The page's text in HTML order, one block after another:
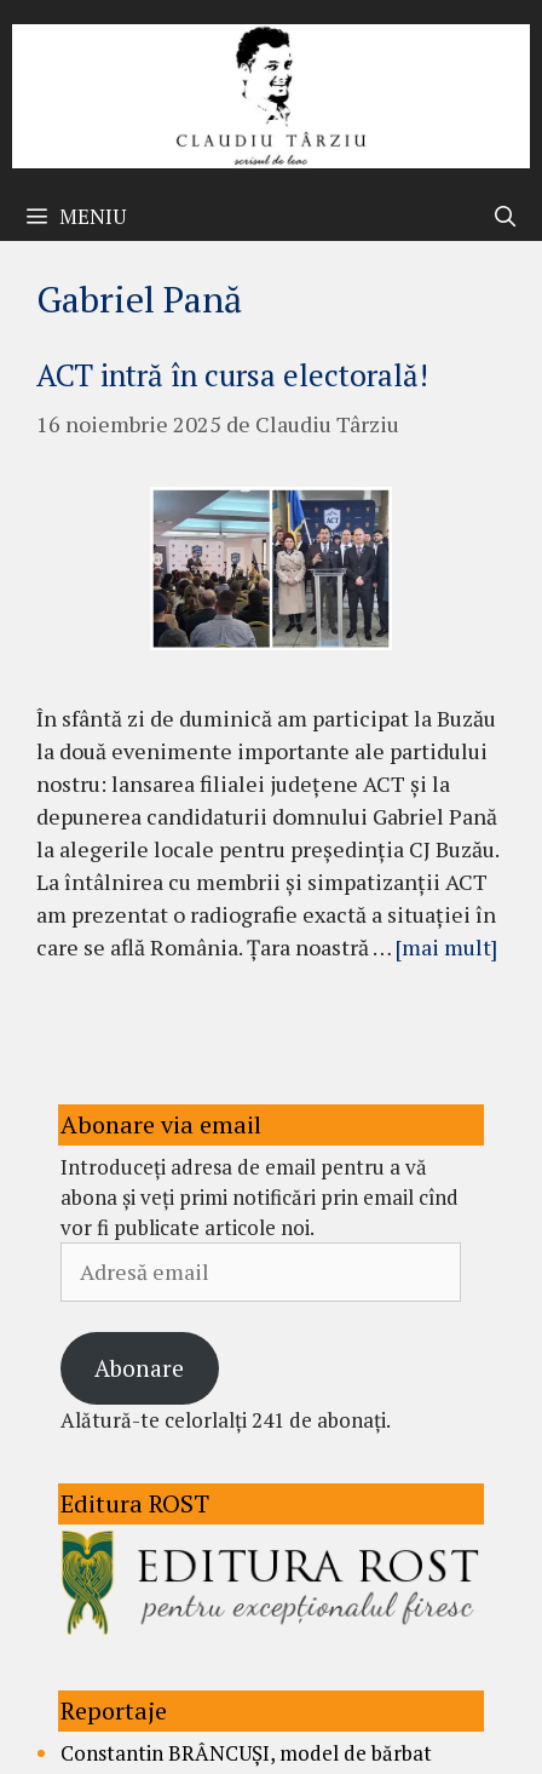
MENIU
Gabriel Pană
ACT intră în cursa electorală!
16 noiembrie 2025 de Claudiu Târziu
În sfântă zi de duminică am participat la Buzău
la două evenimente importante ale partidului
nostru: lansarea filialei județene ACT și la
depunerea candidaturii domnului Gabriel Pană
la alegerile locale pentru preşedinţia CJ Buzău.
La întâlnirea cu membrii și simpatizanții ACT
am prezentat o radiografie exactă a situației în
care se află România. Țara noastră … [mai mult]
Abonare via email
Introduceți adresa de email pentru a vă
abona și veți primi notificări prin email cînd
vor fi publicate articole noi.
email
Abonare
Alătură-te celorlalți 241 de abonați.
Editura ROST
Reportaje
Constantin BRÂNCUȘI, model de bărbat